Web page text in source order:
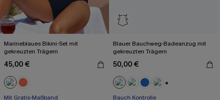
Marineblaues Bikini-Set mit
gekreuzten Trägern
45,00 €
Mit Gratis-Maßband
Blauer Bauchweg-Badeanzug mit
gekreuzten Trägern
50,00 €
Bauch Kontrolle